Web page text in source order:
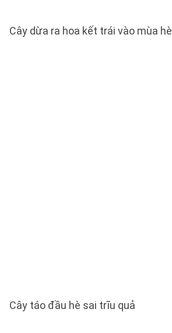
Cây dừa ra hoa kết trái vào mùa hè
Cây táo đầu hè sai trĩu quả